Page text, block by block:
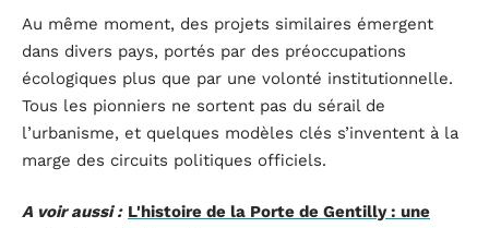
Au même moment, des projets similaires émergent
dans divers pays, portés par des préoccupations
écologiques plus que par une volonté institutionnelle.
Tous les pionniers ne sortent pas du sérail de
l’urbanisme, et quelques modèles clés s’inventent à la
marge des circuits politiques officiels.
A voir aussi : L'histoire de la Porte de Gentilly : une